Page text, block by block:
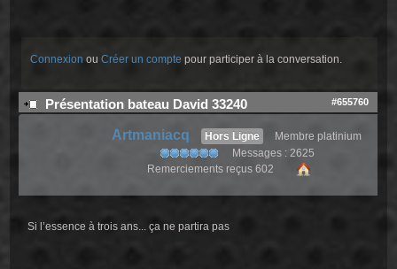
Connexion ouCréer un compte pour participer à la conversation.
Présentation bateau David 33240 #655760
Artmaniacq Hors Ligne
Membre platinium
Messages : 2625
Remerciements reçus 602
Si l’essence à trois ans... ça ne partira pas